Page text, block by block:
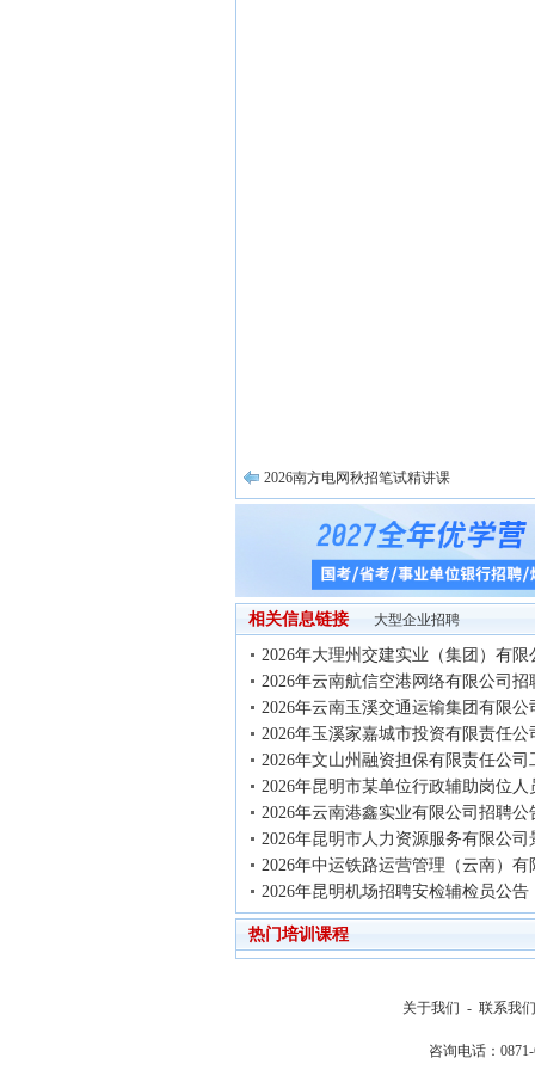
2026南方电网秋招笔试精讲课
相关信息链接 大型企业招聘
2026年大理州交建实业（集团）有限
2026年云南航信空港网络有限公司招
2026年云南玉溪交通运输集团有限公
2026年玉溪家嘉城市投资有限责任公
2026年文山州融资担保有限责任公司
2026年昆明市某单位行政辅助岗位人
2026年云南港鑫实业有限公司招聘公
2026年昆明市人力资源服务有限公司
2026年中运铁路运营管理（云南）有
2026年昆明机场招聘安检辅检员公告
热门培训课程
关于我们 - 联系我们
咨询电话：